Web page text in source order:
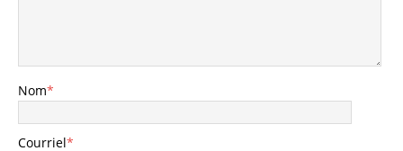
Nom*
Courriel*